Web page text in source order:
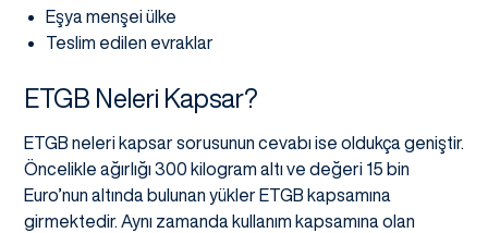
Eşya menşei ülke
Teslim edilen evraklar
ETGB Neleri Kapsar?
ETGB neleri kapsar sorusunun cevabı ise oldukça geniştir.
Öncelikle ağırlığı 300 kilogram altı ve değeri 15 bin
Euro’nun altında bulunan yükler ETGB kapsamına
girmektedir. Aynı zamanda kullanım kapsamına olan